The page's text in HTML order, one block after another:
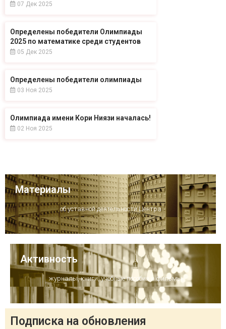
07 Дек 2025
Определены победители Олимпиады
2025 по математике среди студентов
05 Дек 2025
Определены победители олимпиады
03 Ноя 2025
Олимпиада имени Кори Ниязи началась!
02 Ноя 2025
Материалы
об уставной деятельности Центра
Активность
журналы, книги, учебные пособия и фильмы
Подписка на обновления